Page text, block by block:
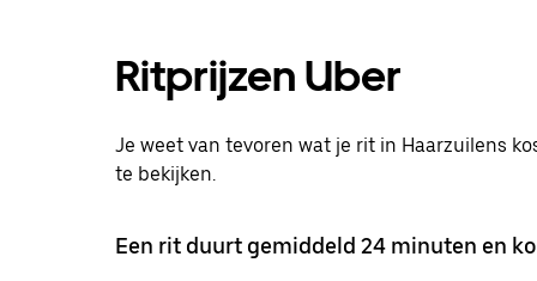
Ritprijzen Uber
Je weet van tevoren wat je rit in Haarzuilens
te bekijken.
Een rit duurt gemiddeld 24 minuten en